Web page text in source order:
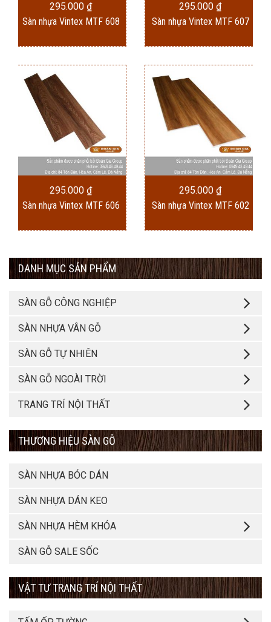
295.000 ₫
Sàn nhựa Vintex MTF 608
295.000 ₫
Sàn nhựa Vintex MTF 607
295.000 ₫
Sàn nhựa Vintex MTF 606
295.000 ₫
Sàn nhựa Vintex MTF 602
DANH MỤC SẢN PHẨM
SÀN GỖ CÔNG NGHIỆP
SÀN NHỰA VÂN GỖ
SÀN GỖ TỰ NHIÊN
SÀN GỖ NGOÀI TRỜI
TRANG TRÍ NỘI THẤT
THƯƠNG HIỆU SÀN GỖ
SÀN NHỰA BÓC DÁN
SÀN NHỰA DÁN KEO
SÀN NHỰA HÈM KHÓA
SÀN GỖ SALE SỐC
VẬT TƯ TRANG TRÍ NỘI THẤT